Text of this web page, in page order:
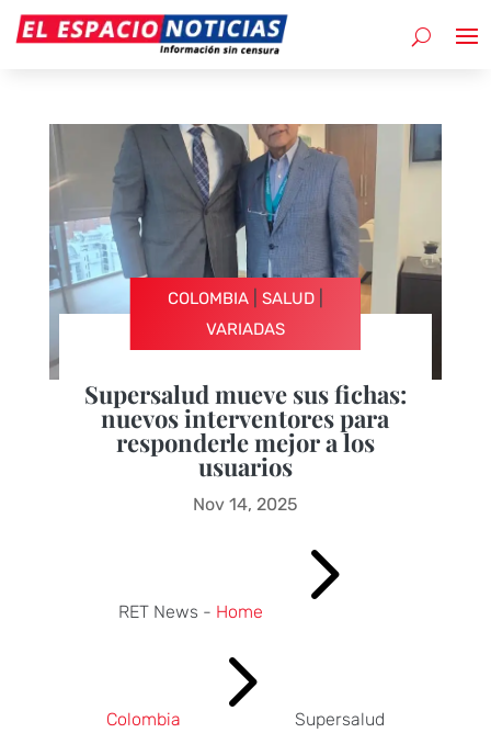
COLOMBIA| SALUD|
VARIADAS
Supersalud mueve sus fichas:
nuevos interventores para
responderle mejor a los
usuarios
Nov 14, 2025
RET News - Home 5
Colombia 5
Supersalud